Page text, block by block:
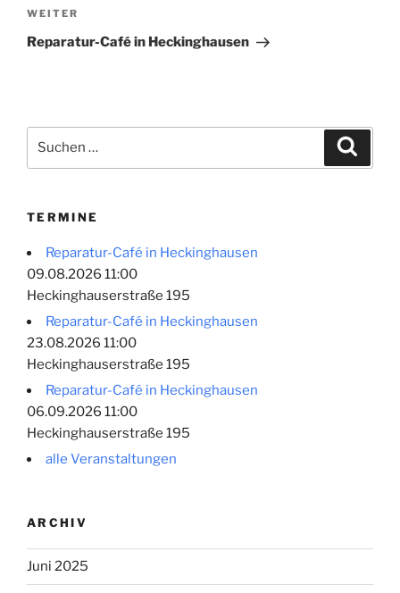
Nächster
Beitrag
WEITER
Reparatur-Café in Heckinghausen
nach:
TERMINE
Reparatur-Café in Heckinghausen
09.08.2026 11:00
Heckinghauserstraße 195
Reparatur-Café in Heckinghausen
23.08.2026 11:00
Heckinghauserstraße 195
Reparatur-Café in Heckinghausen
06.09.2026 11:00
Heckinghauserstraße 195
alle Veranstaltungen
ARCHIV
Juni 2025